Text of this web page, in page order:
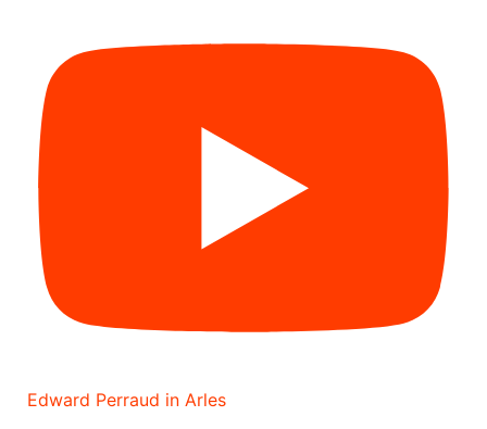
Edward Perraud in Arles